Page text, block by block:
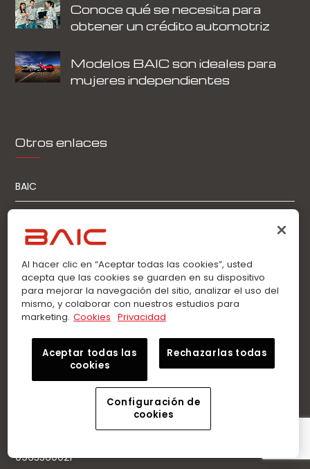
Conoce qué se necesita para
obtener un crédito automotriz
Modelos BAIC son ideales para
mujeres independientes
Otros enlaces
BAIC
Contáctanos
Privacidad
Aviso de Tratamiento de Datos
Contáctanos
0963360021
Al hacer clic en “Aceptar todas las cookies”, usted
acepta que las cookies se guarden en su dispositivo
para mejorar la navegación del sitio, analizar el uso del
mismo, y colaborar con nuestros estudios para
marketing. Cookies Privacidad
Aceptar todas las
cookies
Rechazarlas todas
Configuración de
cookies